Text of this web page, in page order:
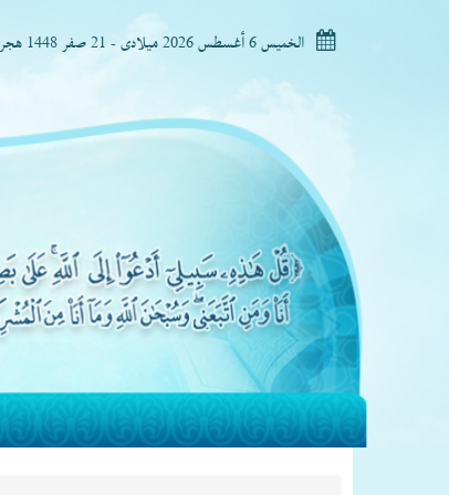
الخميس 6 أغسطس 2026 ميلادى - 21 صفر 1448 هجرى